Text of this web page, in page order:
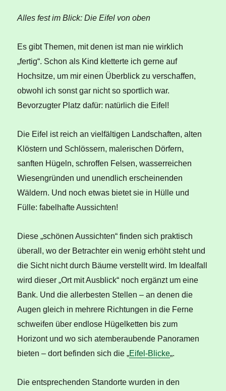
Von
die
oben
(die
Teufelsschlucht)
Alles fest im Blick: Die Eifel von oben
Es gibt Themen, mit denen ist man nie wirklich
„fertig“. Schon als Kind kletterte ich gerne auf
Hochsitze, um mir einen Überblick zu verschaffen,
obwohl ich sonst gar nicht so sportlich war.
Bevorzugter Platz dafür: natürlich die Eifel!
Die Eifel ist reich an vielfältigen Landschaften, alten
Klöstern und Schlössern, malerischen Dörfern,
sanften Hügeln, schroffen Felsen, wasserreichen
Wiesengründen und unendlich erscheinenden
Wäldern. Und noch etwas bietet sie in Hülle und
Fülle: fabelhafte Aussichten!
Diese „schönen Aussichten“ finden sich praktisch
überall, wo der Betrachter ein wenig erhöht steht und
die Sicht nicht durch Bäume verstellt wird. Im Idealfall
wird dieser „Ort mit Ausblick“ noch ergänzt um eine
Bank. Und die allerbesten Stellen – an denen die
Augen gleich in mehrere Richtungen in die Ferne
schweifen über endlose Hügelketten bis zum
Horizont und wo sich atemberaubende Panoramen
bieten – dort befinden sich die „Eifel-Blicke„.
Die entsprechenden Standorte wurden in den